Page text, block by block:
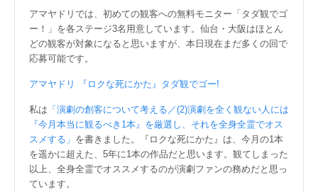
アマヤドリでは、初めての観客への無料モニター「タダ観でゴ
ー！」を各ステージ3名用意しています。仙台・大阪はほとん
どの観客が対象になると思いますが、本日現在まだ多くの回で
応募可能です。
アマヤドリ 『ロクな死にかた』タダ観でゴー!
私は 「演劇の創客について考える／(2)演劇を全く観ない人には
『今月本当に観るべき1本』を厳選し、それを全身全霊でオス
スメする」 を書きました。『ロクな死にかた』は、今月の1本
を遥かに超えた、5年に1本の作品だと思います。観てしまった
以上、全身全霊でオススメするのが演劇ファンの務めだと思っ
ています。